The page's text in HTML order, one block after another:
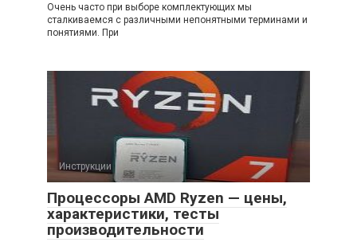
Очень часто при выборе комплектующих мы
сталкиваемся с различными непонятными терминами и
понятиями. При
Инструкции
Процессоры AMD Ryzen — цены,
характеристики, тесты
производительности